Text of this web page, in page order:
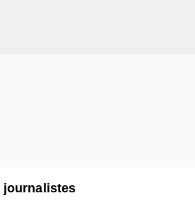
journalistes